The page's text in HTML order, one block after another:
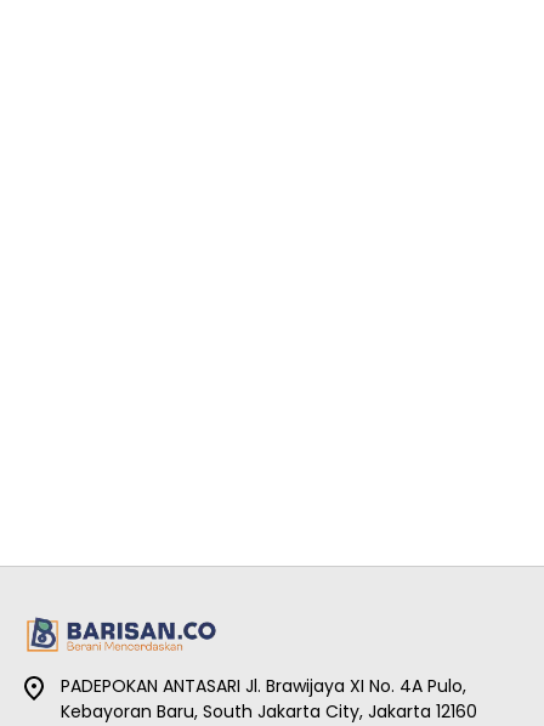
PADEPOKAN ANTASARI Jl. Brawijaya XI No. 4A Pulo,
Kebayoran Baru, South Jakarta City, Jakarta 12160